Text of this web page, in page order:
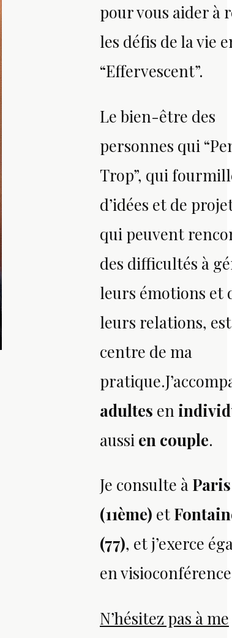
pour vous aider à
les défis de la vie
“Effervescent”.
Le bien-être des
personnes qui
Trop”, qui
d’idées et de
qui peuvent
des difficultés à
leurs émotions et
leurs relations,
centre de ma
pratique.
adultes en
aussi en couple.
Je consulte à Paris
(11ème) et
(77), et j’exerce
en
N’hésitez pas à me